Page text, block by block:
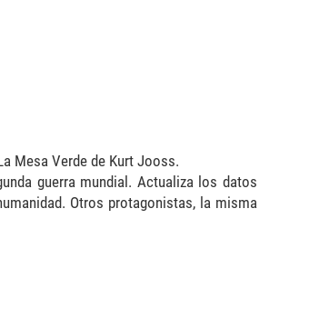
Mesa Verde de Kurt Jooss.
guerra mundial. Actualiza los datos
Otros protagonistas, la misma